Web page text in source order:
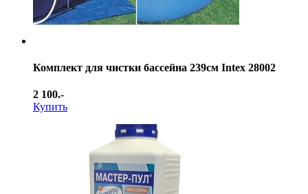
Комплект для чистки бассейна 239см Intex 28002
2 100.-
Купить